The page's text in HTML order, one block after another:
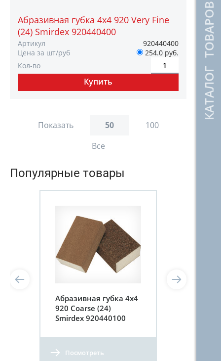
КАТАЛОГ ТОВАРОВ
Абразивная губка 4х4 920 Very Fine
(24) Smirdex 920440400
Артикул
920440400
Цена за шт/руб
254.0 руб.
Кол-во
Показать 50
100
Все
Популярные товары
Абразивная губка 4х4
920 Coarse (24)
Smirdex 920440100
Посмотреть